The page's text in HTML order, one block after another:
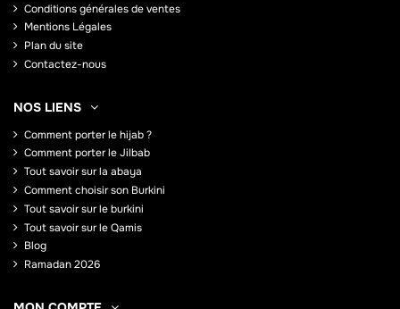
Conditions générales de ventes
Mentions Légales
Plan du site
Contactez-nous
NOS LIENS
Comment porter le hijab ?
Comment porter le Jilbab
Tout savoir sur la abaya
Comment choisir son Burkini
Tout savoir sur le burkini
Tout savoir sur le Qamis
Blog
Ramadan 2026